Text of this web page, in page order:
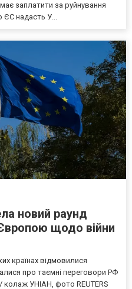
заплатити за руйнування
ЄС надасть У...
новий раунд
щодо війни
країнах відмовилися
про таємні переговори РФ
колаж УНІАН, фото REUTERS